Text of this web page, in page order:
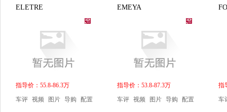
ELETRE
指导价：55.8-86.3万
车评 视频 图片 导购 配置
EMEYA
指导价：53.8-87.3万
车评 视频 图片 导购 配置
指
车